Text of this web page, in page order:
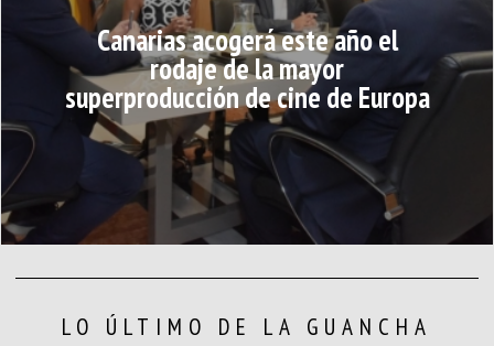
Canarias acogerá este año el
rodaje de la mayor
superproducción de cine de Europa
LO ÚLTIMO DE LA GUANCHA